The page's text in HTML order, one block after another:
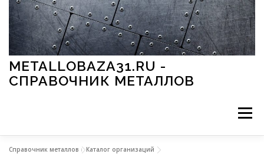
Перейти к содержимому
METALLOBAZA31.RU -
СПРАВОЧНИК МЕТАЛЛОВ
Меню
Справочник металлов »Каталог организаций